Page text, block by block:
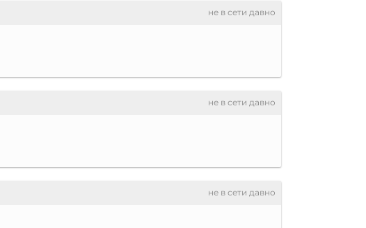
не в сети давно
не в сети давно
не в сети давно